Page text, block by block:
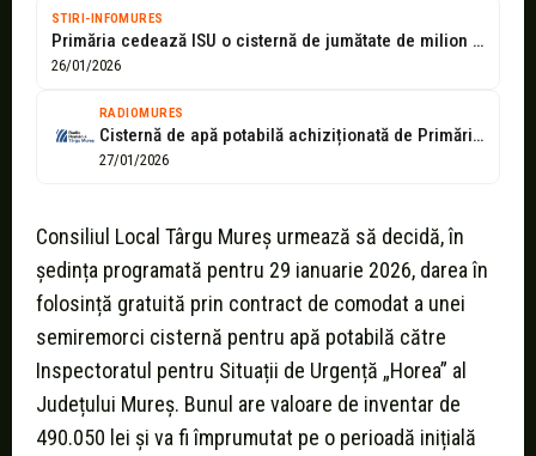
STIRI-INFOMURES
Primăria cedează ISU o cisternă de jumătate de milion de lei pentru...
26/01/2026
RADIOMURES
Cisternă de apă potabilă achiziționată de Primăria Tg. Mureș pentru locuitorii din...
27/01/2026
Consiliul Local Târgu Mureș urmează să decidă, în
ședința programată pentru 29 ianuarie 2026, darea în
folosință gratuită prin contract de comodat a unei
semiremorci cisternă pentru apă potabilă către
Inspectoratul pentru Situații de Urgență „Horea” al
Județului Mureș. Bunul are valoare de inventar de
490.050 lei și va fi împrumutat pe o perioadă inițială